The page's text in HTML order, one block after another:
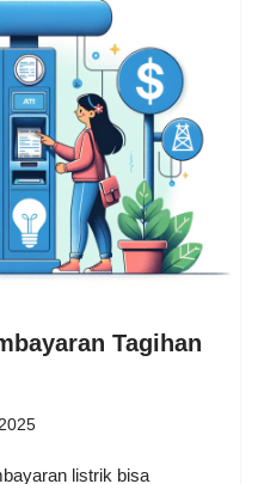
Tagihan
listrik bisa